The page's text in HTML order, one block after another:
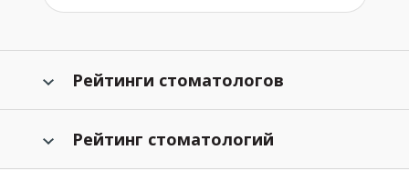
Рейтинги стоматологов
Рейтинг стоматологий